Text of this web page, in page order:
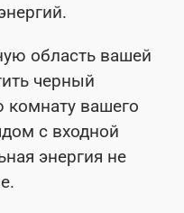
область вашей
черный
комнату вашего
с входной
энергия не